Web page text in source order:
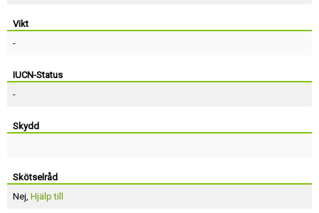
Vikt
-
IUCN-Status
-
Skydd
Skötselråd
Nej, Hjälp till